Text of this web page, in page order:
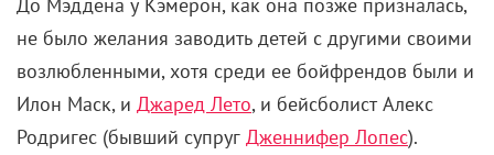
не было желания заводить детей с другими своими
возлюбленными, хотя среди ее бойфрендов были и
Илон Маск, и Джаред Лето, и бейсболист Алекс
Родригес (бывший супруг Дженнифер Лопес).